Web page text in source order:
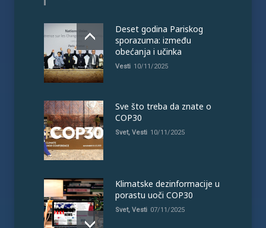
Deset godina Pariskog
sporazuma: između
obećanja i učinka
Vesti 10/11/2025
Sve što treba da znate o
COP30
Svet, Vesti 10/11/2025
Klimatske dezinformacije u
porastu uoči COP30
Svet, Vesti 07/11/2025